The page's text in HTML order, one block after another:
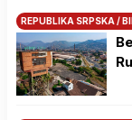
REPUBLIKA SRPSKA /